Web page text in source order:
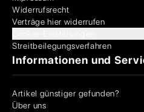
Widerrufsrecht
Verträge hier widerrufen
Streitbeilegungsverfahren
Informationen und
Artikel günstiger gefunden?
Über uns